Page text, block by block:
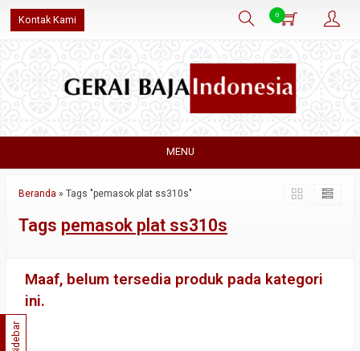
Kontak Kami 0
MENU
Beranda » Tags "pemasok plat ss310s"
Tags pemasok plat ss310s
Maaf, belum tersedia produk pada kategori
ini.
Sidebar